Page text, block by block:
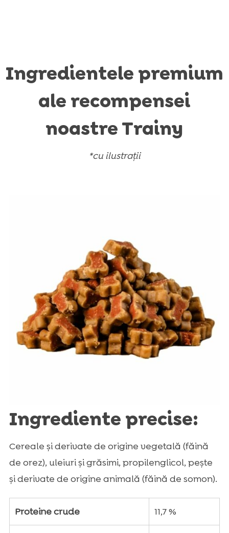
Ingredientele premium
ale recompensei
noastre Trainy
*cu ilustrații
Ingrediente precise:
Cereale și derivate de origine vegetală (făină
de orez), uleiuri și grăsimi, propilenglicol, pește
și derivate de origine animală (făină de somon).
Proteine crude 11,7 %